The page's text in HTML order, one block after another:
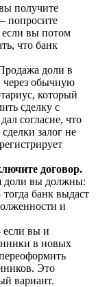
получите
попросите
вы потом
что банк
доли в
через обычную
который
сделку с
согласие, что
залог не
договор.
доли вы должны:
банк выдаст
и
если вы и
в новых
Это
вариант.